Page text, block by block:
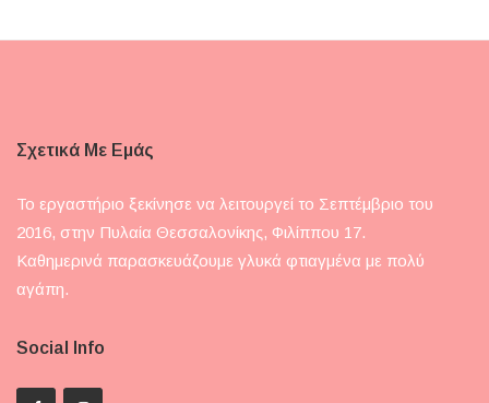
Σχετικά Με Εμάς
Το εργαστήριο ξεκίνησε να λειτουργεί το Σεπτέμβριο του
2016, στην Πυλαία Θεσσαλονίκης, Φιλίππου 17.
Καθημερινά παρασκευάζουμε γλυκά φτιαγμένα με πολύ
αγάπη.
Social Info